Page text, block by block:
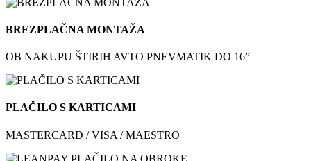
BREZPLAČNA MONTAŽA
OB NAKUPU ŠTIRIH AVTO PNEVMATIK DO 16”
PLAČILO S KARTICAMI
MASTERCARD / VISA / MAESTRO